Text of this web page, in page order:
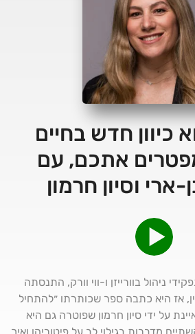
כיוון חדש בחיים
אתכם, עם
וסיון חרמון
ניהול בוורייזן ו-ווי וורק, התנסתה
אז היא כתבה ספר שכותרתו ״להתחיל
על ידי סיון חרמון שפוטרה גם היא